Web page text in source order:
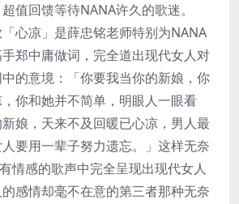
值回馈等待NANA许久的歌迷。
凉」是薛忠铭老师特别为NANA
郑中庸做词，完全道出现代女人对
的意境：「你要我当你的新娘，你
你和她并不简单，明眼人一眼看
娘，天来不及回暖已心凉，男人最
要用一辈子努力遗忘。」这样无奈
情感的歌声中完全呈现出现代女人
感情却毫不在意的第三者那种无奈